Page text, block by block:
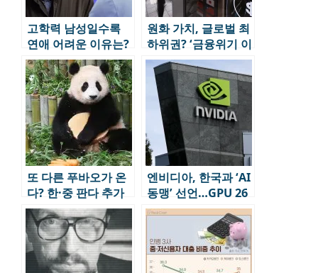
고학력 남성일수록
연애 어려운 이유는?
우울감·외로움도 증
가
원화 가치, 글로벌 최
하위권? ‘금융위기 이
후 최저’ 수준에 근접
또 다른 푸바오가 온
다? 한·중 판다 추가
대여 논의
엔비디아, 한국과 ‘AI
동맹’ 선언…GPU 26
만장 공급 및 헌정 영